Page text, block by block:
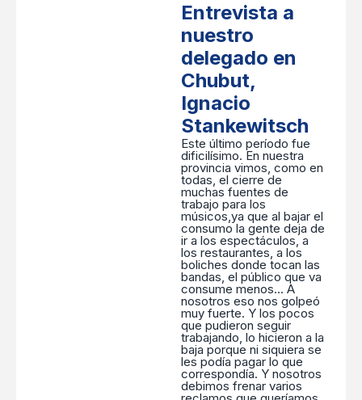
Entrevista a
nuestro
delegado en
Chubut,
Ignacio
Stankewitsch
Este último período fue
dificilísimo. En nuestra
provincia vimos, como en
todas, el cierre de
muchas fuentes de
trabajo para los
músicos,ya que al bajar el
consumo la gente deja de
ir a los espectáculos, a
los restaurantes, a los
boliches donde tocan las
bandas, el público que va
consume menos… A
nosotros eso nos golpeó
muy fuerte. Y los pocos
que pudieron seguir
trabajando, lo hicieron a la
baja porque ni siquiera se
les podía pagar lo que
correspondía. Y nosotros
debimos frenar varios